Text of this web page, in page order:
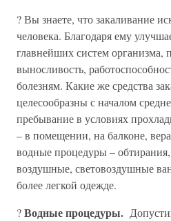
? Вы знаете, что закаливание
человека. Благодаря ему
главнейших систем организма,
выносливость,
болезням. Какие же средства
целесообразны с началом
пребывание в условиях
– в помещении, на балконе,
водные процедуры –
воздушные, световоздушные
более легкой одежде.
?Водные процедуры.